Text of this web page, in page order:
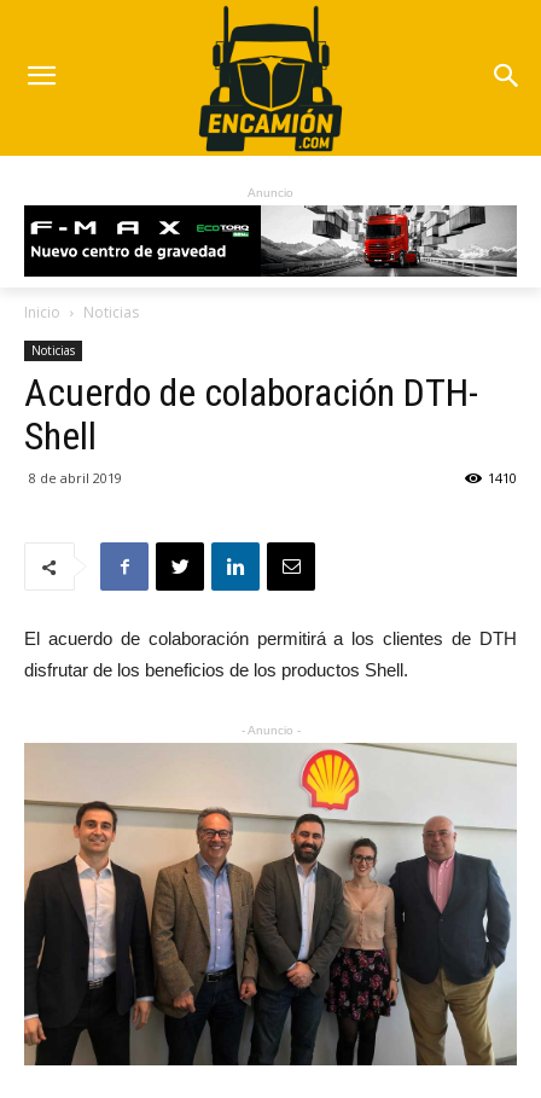
Anuncio
Inicio Noticias
Noticias
Acuerdo de colaboración DTH-
Shell
8 de abril 2019 1410
El acuerdo de colaboración permitirá a los clientes de DTH
disfrutar de los beneficios de los productos Shell.
- Anuncio -